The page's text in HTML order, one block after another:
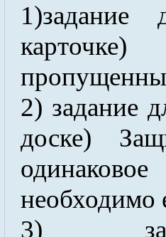
1)задание
2) задание
доске)
необходимо
3)